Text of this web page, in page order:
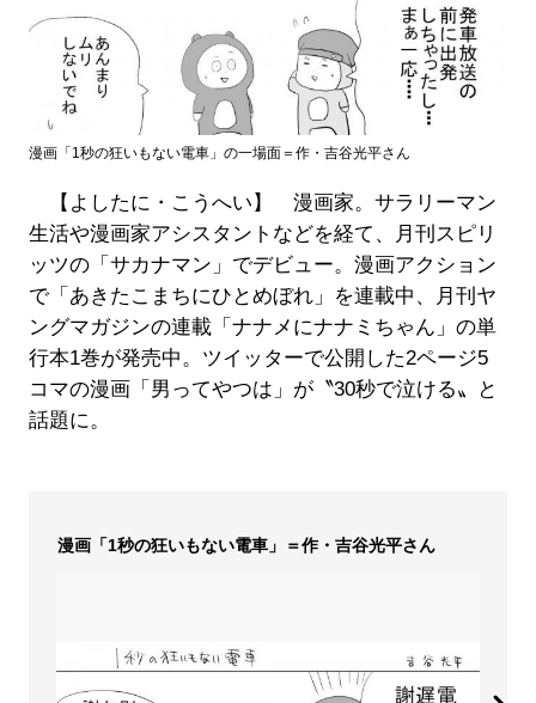
漫画「1秒の狂いもない電車」の一場面＝作・吉谷光平さん
【よしたに・こうへい】 漫画家。サラリーマン
生活や漫画家アシスタントなどを経て、月刊スピリ
ッツの「サカナマン」でデビュー。漫画アクション
で「あきたこまちにひとめぼれ」を連載中、月刊ヤ
ングマガジンの連載「ナナメにナナミちゃん」の単
行本1巻が発売中。ツイッターで公開した2ページ5
コマの漫画「男ってやつは」が〝30秒で泣ける〟と
話題に。
漫画「1秒の狂いもない電車」＝作・吉谷光平さん